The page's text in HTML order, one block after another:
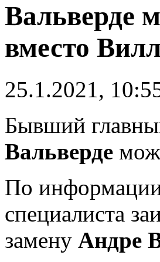
Вальверде
вместо
25.1.2021,
Бывший
Вальверде
По информации
специалиста
замену Андре